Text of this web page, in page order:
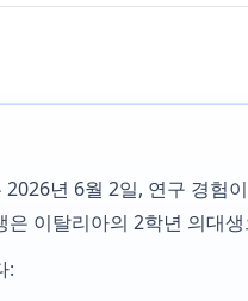
2026년 6월 2일, 연구 경험
이탈리아의 2학년 의대
: